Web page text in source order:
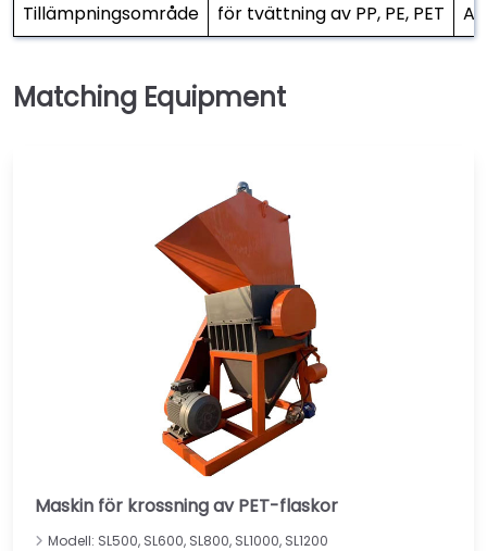
Tillämpningsområde för tvättning av PP, PE, PET
Maskin för krossning av PET-flaskor
Modell: SL500, SL600, SL800, SL1000, SL1200